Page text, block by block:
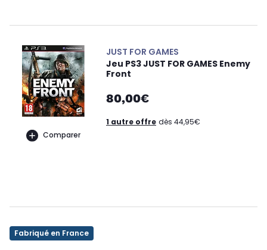
Comparer
JUST FOR GAMES
Jeu PS3 JUST FOR GAMES Enemy
Front
80,00€
1 autre offre dès 44,95€
Fabriqué en France